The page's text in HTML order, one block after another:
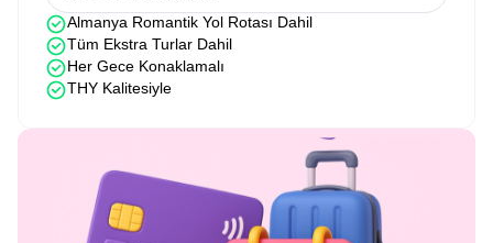
Almanya Romantik Yol Rotası Dahil
Tüm Ekstra Turlar Dahil
Her Gece Konaklamalı
THY Kalitesiyle